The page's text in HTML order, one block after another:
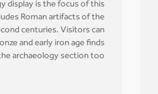
display is the focus of this
Roman artifacts of the
centuries. Visitors can
and early iron age finds
archaeology section too.